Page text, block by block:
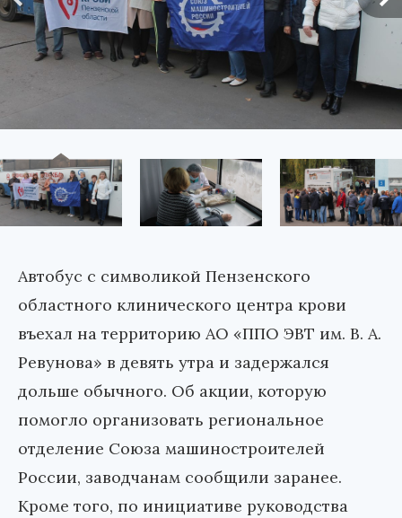
Автобус с символикой Пензенского
областного клинического центра крови
въехал на территорию АО «ППО ЭВТ им. В. А.
Ревунова» в девять утра и задержался
дольше обычного. Об акции, которую
помогло организовать региональное
отделение Союза машиностроителей
России, заводчанам сообщили заранее.
Кроме того, по инициативе руководства